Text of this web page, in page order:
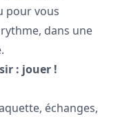
pour vous
dans une
: jouer !
échanges,